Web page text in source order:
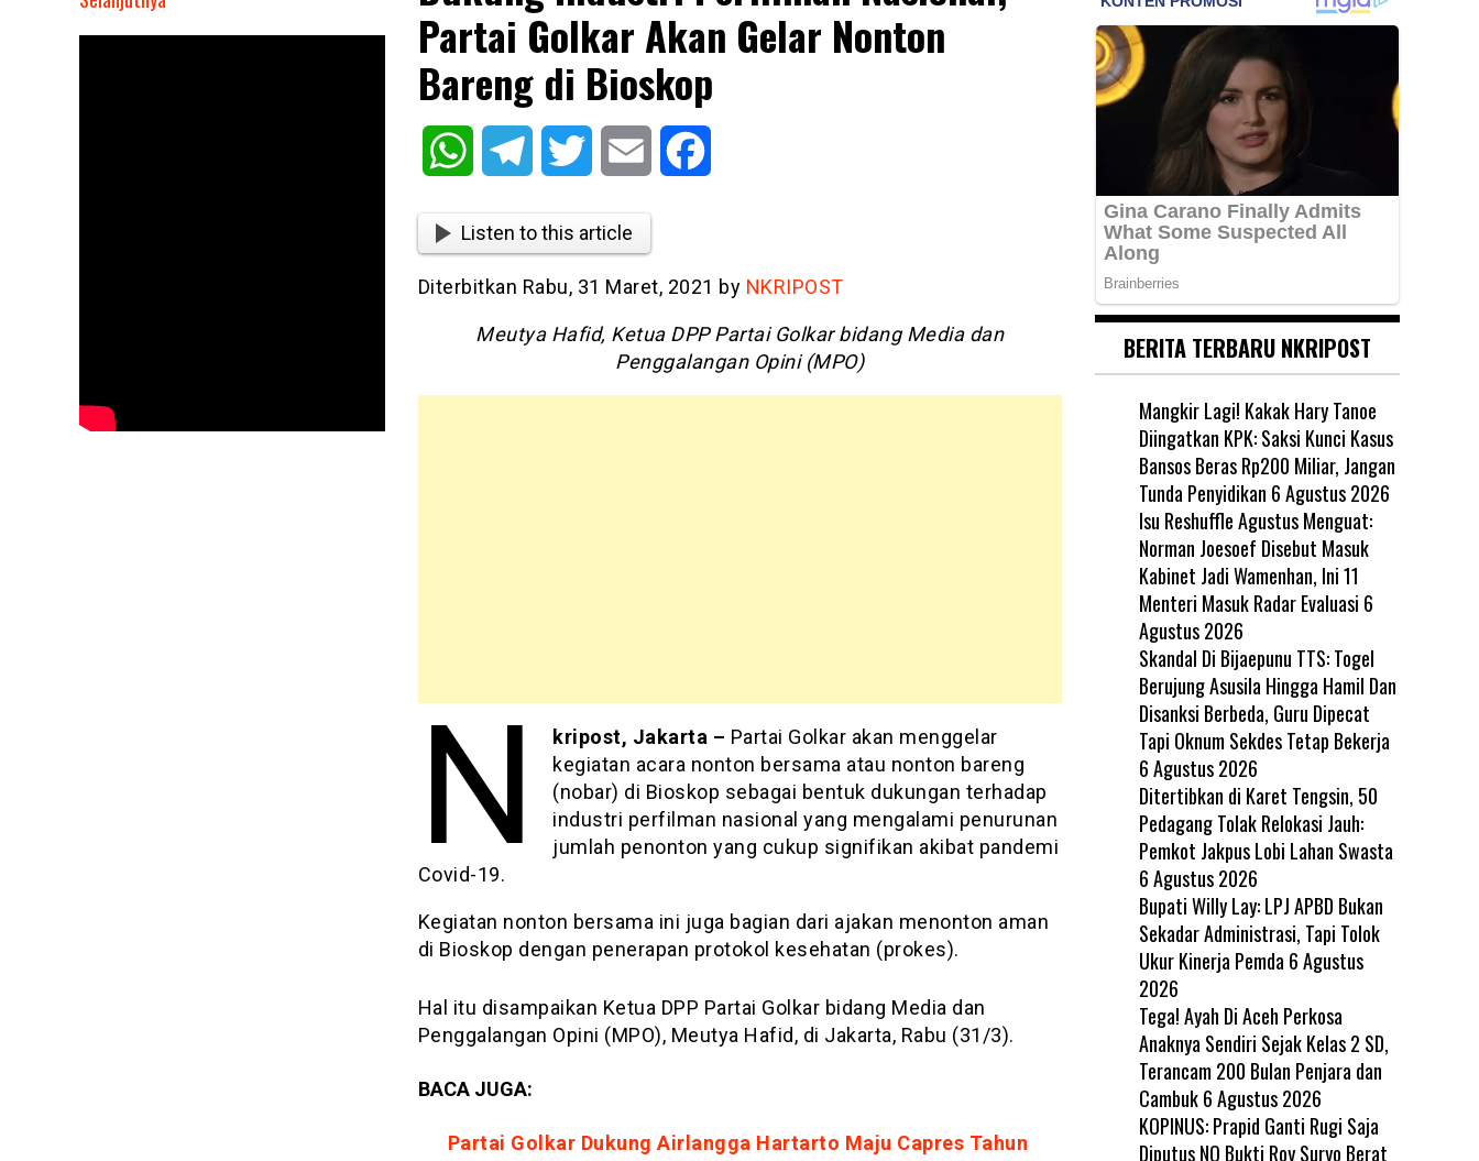
Partai Golkar Akan Gelar Nonton
Bareng di Bioskop
WhatsAppTelegram Twitter Email
Listen to this article
Diterbitkan Rabu, 31 Maret, 2021 by NKRIPOST
Meutya Hafid, Ketua DPP Partai Golkar bidang Media dan
Penggalangan Opini (MPO)
N kripost, Jakarta – Partai Golkar akan menggelar
kegiatan acara nonton bersama atau nonton bareng
(nobar) di Bioskop sebagai bentuk dukungan terhadap
industri perfilman nasional yang mengalami penurunan
jumlah penonton yang cukup signifikan akibat pandemi
Covid-19.
Kegiatan nonton bersama ini juga bagian dari ajakan menonton aman
di Bioskop dengan penerapan protokol kesehatan (prokes).
Hal itu disampaikan Ketua DPP Partai Golkar bidang Media dan
Penggalangan Opini (MPO), Meutya Hafid, di Jakarta, Rabu (31/3).
BACA JUGA:
Partai Golkar Dukung Airlangga Hartarto Maju Capres Tahun
BERITA TERBARU NKRIPOST
Mangkir Lagi! Kakak Hary Tanoe
Diingatkan KPK: Saksi Kunci Kasus
Bansos Beras Rp200 Miliar, Jangan
Tunda Penyidikan 6 Agustus 2026
Isu Reshuffle Agustus Menguat:
Norman Joesoef Disebut Masuk
Kabinet Jadi Wamenhan, Ini 11
Menteri Masuk Radar Evaluasi 6
Agustus 2026
Skandal Di Bijaepunu TTS: Togel
Berujung Asusila Hingga Hamil Dan
Disanksi Berbeda, Guru Dipecat
Tapi Oknum Sekdes Tetap Bekerja
6 Agustus 2026
Ditertibkan di Karet Tengsin, 50
Pedagang Tolak Relokasi Jauh:
Pemkot Jakpus Lobi Lahan Swasta
6 Agustus 2026
Bupati Willy Lay: LPJ APBD Bukan
Sekadar Administrasi, Tapi Tolok
Ukur Kinerja Pemda 6 Agustus
2026
Tega! Ayah Di Aceh Perkosa
Anaknya Sendiri Sejak Kelas 2 SD,
Terancam 200 Bulan Penjara dan
Cambuk 6 Agustus 2026
KOPINUS: Prapid Ganti Rugi Saja
Diputus NO Bukti Roy Suryo Berat